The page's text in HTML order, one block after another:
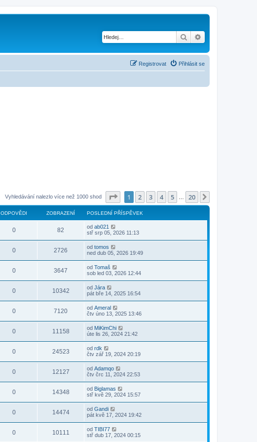
Hledat
Přihlásit se
Registrovat
Vyhledávání nalezlo více než 1000 shod Stránka z
1 2 3 4 5 20
ODPOVĚDI ZOBRAZENÍ POSLEDNÍ PŘÍSPĚVEK
0 82 od ab021
stř srp 05, 2026 11:13
0 2726 od tomos
ned dub 05, 2026 19:49
0 3647 od Tomaš
sob led 03, 2026 12:44
0 10342 od Jára
pát bře 14, 2025 16:54
0 7120 od Ameral
čtv úno 13, 2025 13:46
0 11158 od MiKimChi
úte lis 26, 2024 21:42
0 24523 od rdk
čtv zář 19, 2024 20:19
0 12127 od Adamqo
čtv črc 11, 2024 22:53
0 14348 od Biglamas
stř kvě 29, 2024 15:57
0 14474 od Gandi
pát kvě 17, 2024 19:42
0 10111 od TIBI77
stř dub 17, 2024 00:15